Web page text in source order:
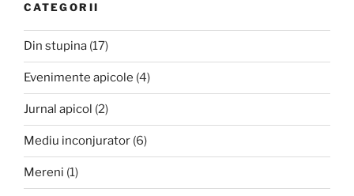
CATEGORII
Din stupina (17)
Evenimente apicole (4)
Jurnal apicol (2)
Mediu inconjurator (6)
Mereni (1)